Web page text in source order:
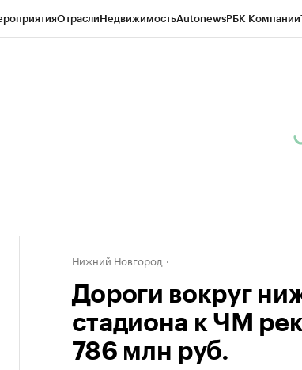
ОтраслиНедвижимостьAutonewsРБК Компании
Нижний Новгород
Дороги вокруг
стадиона к ЧМ
786 млн руб.